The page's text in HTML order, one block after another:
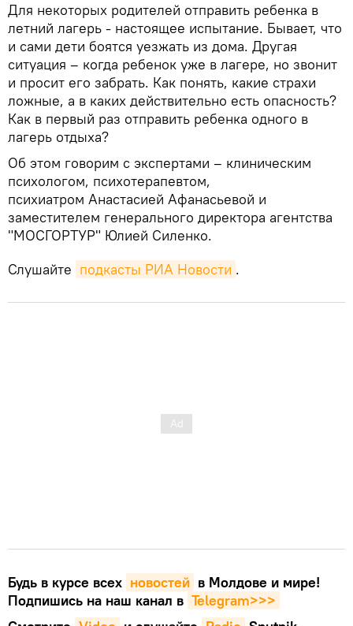
Для некоторых родителей отправить ребенка в
летний лагерь - настоящее испытание. Бывает, что
и сами дети боятся уезжать из дома. Другая
ситуация – когда ребенок уже в лагере, но звонит
и просит его забрать. Как понять, какие страхи
ложные, а в каких действительно есть опасность?
Как в первый раз отправить ребенка одного в
лагерь отдыха?
Об этом говорим с экспертами – клиническим
психологом, психотерапевтом,
психиатром Анастасией Афанасьевой и
заместителем генерального директора агентства
"МОСГОРТУР" Юлией Силенко.
Слушайте подкасты РИА Новости .
Будь в курсе всех новостей в Молдове и мире!
Подпишись на наш канал в Telegram>>>